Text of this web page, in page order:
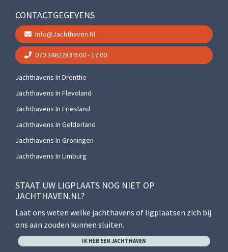
CONTACTGEGEVENS
Info@jachthaven.nl
070 3462283 9:00 - 17:00
Jachthavens In Drenthe
Jachthavens In Flevoland
Jachthavens In Friesland
Jachthavens In Gelderland
Jachthavens In Groningen
Jachthavens In Limburg
STAAT UW LIGPLAATS NOG NIET OP
JACHTHAVEN.NL?
Laat ons weten welke jachthavens of ligplaatsen zich bij
ons aan zouden kunnen sluiten.
IK HEB EEN JACHTHAVEN